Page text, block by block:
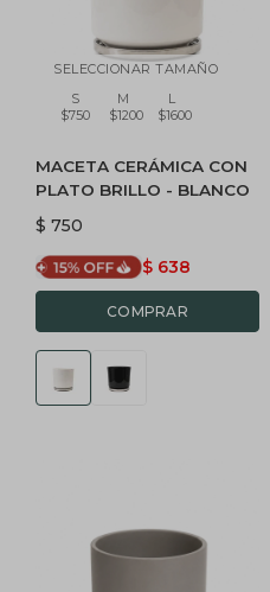
SELECCIONAR TAMAÑO
S
$750
M
$1200
L
$1600
MACETA CERÁMICA CON
PLATO BRILLO - BLANCO
$ 750
$ 638